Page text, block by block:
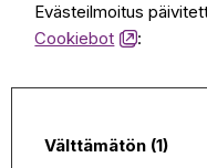
Evästeilmoitus
Cookiebot
Öppnas
en
flik
:
Välttämätön (1)